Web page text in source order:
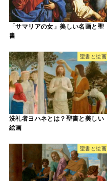
「サマリアの女」美しい名画と聖
書
聖書と絵画
洗礼者ヨハネとは？聖書と美しい
絵画
聖書と絵画